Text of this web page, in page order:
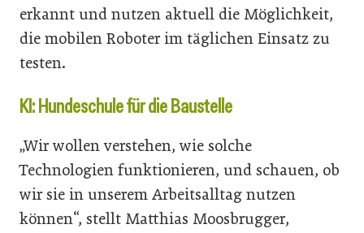
erkannt und nutzen aktuell die Möglichkeit,
die mobilen Roboter im täglichen Einsatz zu
testen.
KI: Hundeschule für die Baustelle
„Wir wollen verstehen, wie solche
Technologien funktionieren, und schauen, ob
wir sie in unserem Arbeitsalltag nutzen
können“, stellt Matthias Moosbrugger,